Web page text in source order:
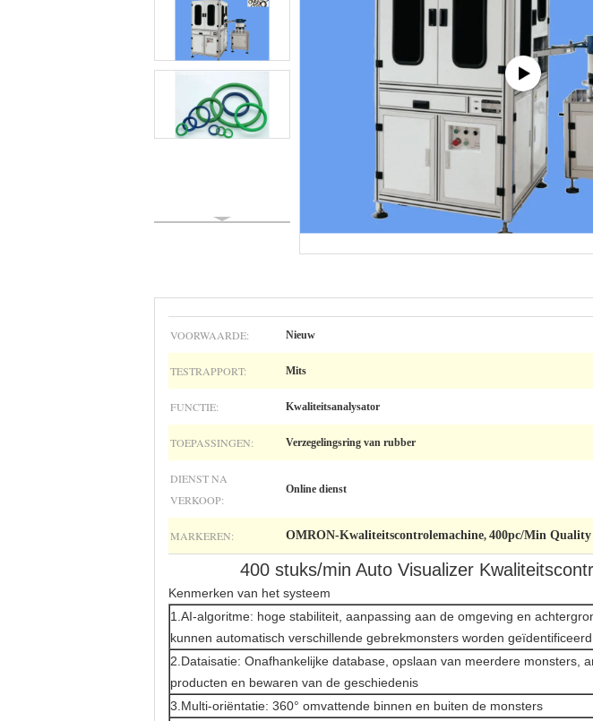
VOORWAARDE: Nieuw
TESTRAPPORT: Mits
FUNCTIE: Kwaliteitsanalysator
TOEPASSINGEN: Verzegelingsring van rubber
DIENST NA
VERKOOP:
Online dienst
MARKEREN: OMRON-Kwaliteitscontrolemachine, 400pc/Min
400 stuks/min Auto Visualizer
Kenmerken van het systeem
1.AI-algoritme: hoge stabiliteit, aanpassing aan de omgeving en
kunnen automatisch verschillende gebrekmonsters worden geïdentificeerd
2.Dataisatie: Onafhankelijke database, opslaan van meerdere monsters,
producten en bewaren van de geschiedenis
3.Multi-oriëntatie: 360° omvattende binnen en buiten de monsters